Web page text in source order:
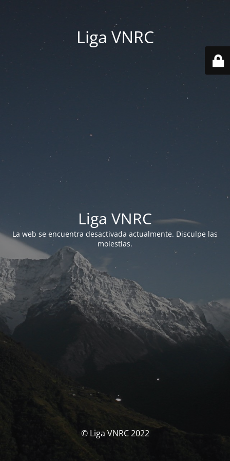
Liga VNRC
Liga VNRC
La web se encuentra desactivada actualmente. Disculpe las
molestias.
© Liga VNRC 2022